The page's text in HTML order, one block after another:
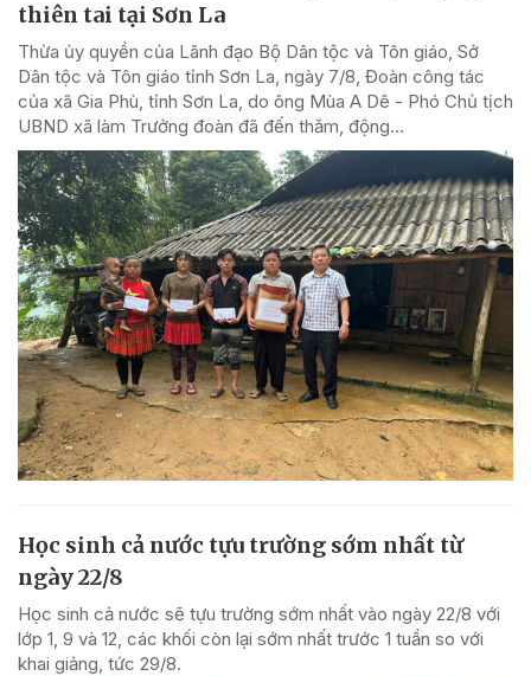
thiên tai tại Sơn La
Thừa ủy quyền của Lãnh đạo Bộ Dân tộc và Tôn giáo, Sở
Dân tộc và Tôn giáo tỉnh Sơn La, ngày 7/8, Đoàn công tác
của xã Gia Phù, tỉnh Sơn La, do ông Mùa A Dê - Phó Chủ tịch
UBND xã làm Trưởng đoàn đã đến thăm, động...
Học sinh cả nước tựu trường sớm nhất từ
ngày 22/8
Học sinh cả nước sẽ tựu trường sớm nhất vào ngày 22/8 với
lớp 1, 9 và 12, các khối còn lại sớm nhất trước 1 tuần so với
khai giảng, tức 29/8.